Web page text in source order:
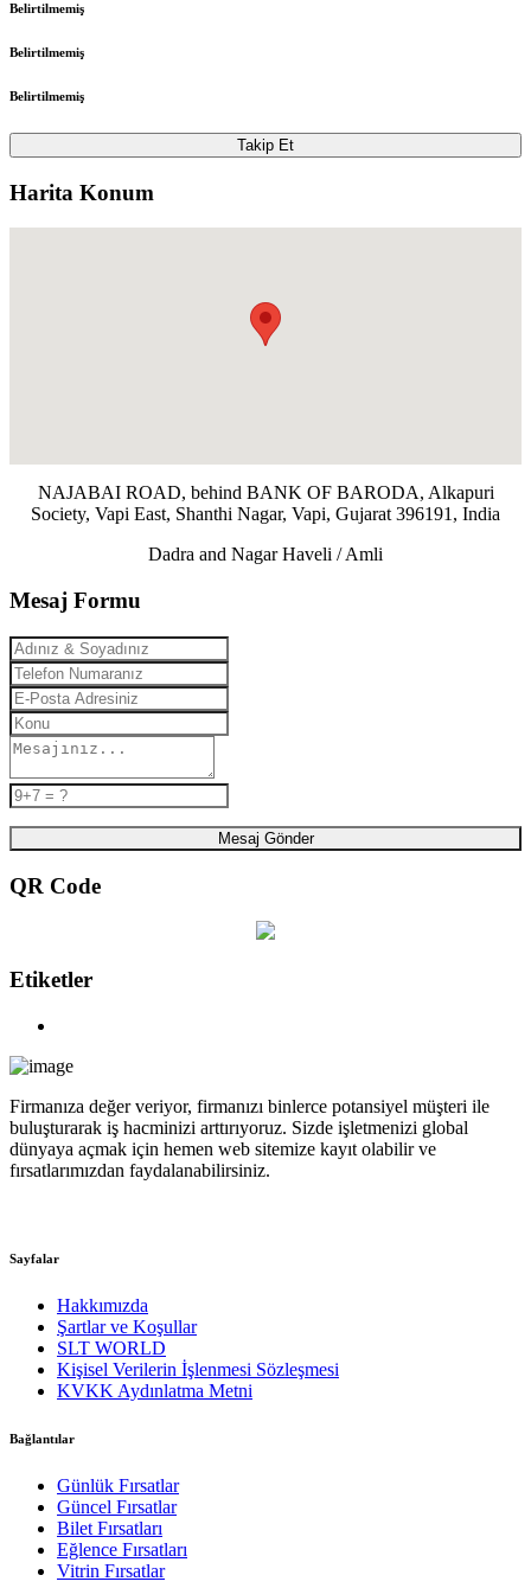
Belirtilmemiş
Belirtilmemiş
Belirtilmemiş
Takip Et
Harita Konum
NAJABAI ROAD, behind BANK OF BARODA, Alkapuri
Society, Vapi East, Shanthi Nagar, Vapi, Gujarat 396191, India
Dadra and Nagar Haveli / Amli
Mesaj Formu
Mesaj Gönder
QR Code
Etiketler
Firmanıza değer veriyor, firmanızı binlerce potansiyel müşteri ile
buluşturarak iş hacminizi arttırıyoruz. Sizde işletmenizi global
dünyaya açmak için hemen web sitemize kayıt olabilir ve
fırsatlarımızdan faydalanabilirsiniz.
Sayfalar
Hakkımızda
Şartlar ve Koşullar
SLT WORLD
Kişisel Verilerin İşlenmesi Sözleşmesi
KVKK Aydınlatma Metni
Bağlantılar
Günlük Fırsatlar
Güncel Fırsatlar
Bilet Fırsatları
Eğlence Fırsatları
Vitrin Fırsatlar